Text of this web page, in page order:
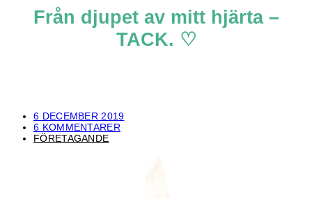
Från djupet av mitt hjärta –
TACK. ♡
6 DECEMBER 2019
6 KOMMENTARER
FÖRETAGANDE